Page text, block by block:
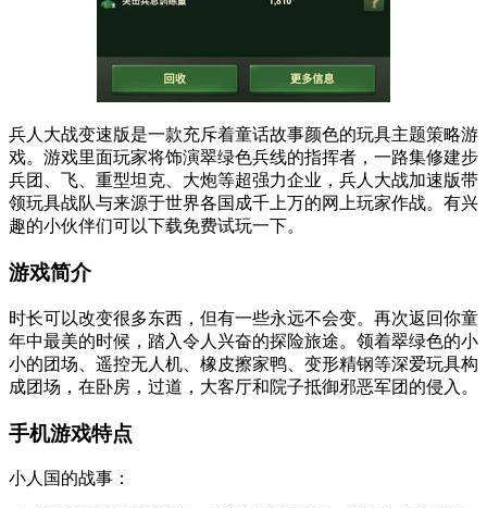
兵人大战变速版是一款充斥着童话故事颜色的玩具主题策略游
戏。游戏里面玩家将饰演翠绿色兵线的指挥者，一路集修建步
兵团、飞、重型坦克、大炮等超强力企业，兵人大战加速版带
领玩具战队与来源于世界各国成千上万的网上玩家作战。有兴
趣的小伙伴们可以下载免费试玩一下。
游戏简介
时长可以改变很多东西，但有一些永远不会变。再次返回你童
年中最美的时候，踏入令人兴奋的探险旅途。领着翠绿色的小
小的团场、遥控无人机、橡皮擦家鸭、变形精钢等深爱玩具构
成团场，在卧房，过道，大客厅和院子抵御邪恶军团的侵入。
手机游戏特点
小人国的战事：